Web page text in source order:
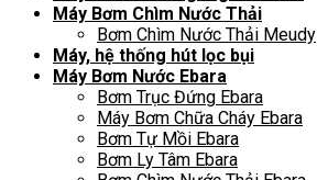
Máy Bơm Chìm Nước Thải
Bơm Chìm Nước Thải Meudy
Máy, hệ thống hút lọc bụi
Máy Bơm Nước Ebara
Bơm Trục Đứng Ebara
Máy Bơm Chữa Cháy Ebara
Bơm Tự Mồi Ebara
Bơm Ly Tâm Ebara